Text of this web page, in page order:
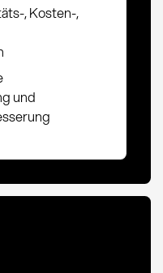
, Kosten-,
und